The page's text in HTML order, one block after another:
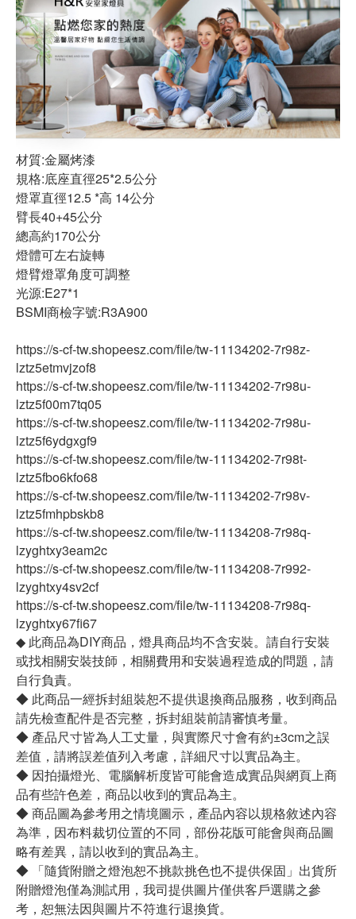
材質:金屬烤漆
規格:底座直徑25*2.5公分
燈罩直徑12.5 *高 14公分
臂長40+45公分
總高約170公分
燈體可左右旋轉
燈臂燈罩角度可調整
光源:E27*1
BSMI商檢字號:R3A900
https://s-cf-tw.shopeesz.com/file/tw-11134202-7r98z-
lztz5etmvjzof8
https://s-cf-tw.shopeesz.com/file/tw-11134202-7r98u-
lztz5f00m7tq05
https://s-cf-tw.shopeesz.com/file/tw-11134202-7r98u-
lztz5f6ydgxgf9
https://s-cf-tw.shopeesz.com/file/tw-11134202-7r98t-
lztz5fbo6kfo68
https://s-cf-tw.shopeesz.com/file/tw-11134202-7r98v-
lztz5fmhpbskb8
https://s-cf-tw.shopeesz.com/file/tw-11134208-7r98q-
lzyghtxy3eam2c
https://s-cf-tw.shopeesz.com/file/tw-11134208-7r992-
lzyghtxy4sv2cf
https://s-cf-tw.shopeesz.com/file/tw-11134208-7r98q-
lzyghtxy67fi67
◆ 此商品為DIY商品，燈具商品均不含安裝。請自行安裝
或找相關安裝技師，相關費用和安裝過程造成的問題，請
自行負責。
◆ 此商品一經拆封組裝恕不提供退換商品服務，收到商品
請先檢查配件是否完整，拆封組裝前請審慎考量。
◆ 產品尺寸皆為人工丈量，與實際尺寸會有約±3cm之誤
差值，請將誤差值列入考慮，詳細尺寸以實品為主。
◆ 因拍攝燈光、電腦解析度皆可能會造成實品與網頁上商
品有些許色差，商品以收到的實品為主。
◆ 商品圖為參考用之情境圖示，產品內容以規格敘述內容
為準，因布料裁切位置的不同，部份花版可能會與商品圖
略有差異，請以收到的實品為主。
◆ 「隨貨附贈之燈泡恕不挑款挑色也不提供保固」出貨所
附贈燈泡僅為測試用，我司提供圖片僅供客戶選購之參
考，恕無法因與圖片不符進行退換貨。